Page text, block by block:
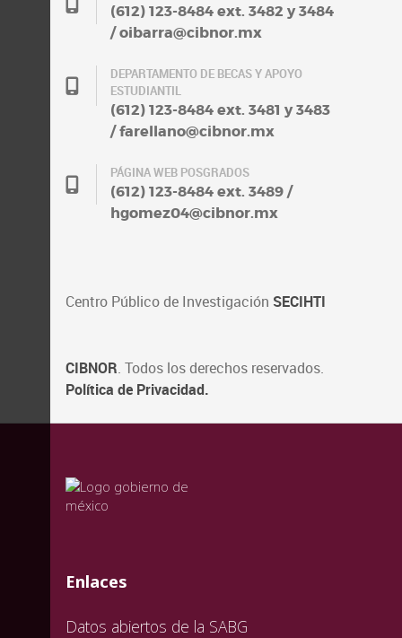
(612) 123-8484 ext. 3482 y 3484
/ oibarra@cibnor.mx
DEPARTAMENTO DE BECAS Y APOYO
ESTUDIANTIL
(612) 123-8484 ext. 3481 y 3483
/ farellano@cibnor.mx
PÁGINA WEB POSGRADOS
(612) 123-8484 ext. 3489 /
hgomez04@cibnor.mx
Centro Público de Investigación SECIHTI
CIBNOR. Todos los derechos reservados.
Política de Privacidad.
valida
valida
valida
Enlaces
Datos abiertos de la SABG